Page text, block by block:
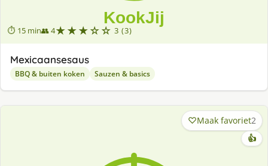
⏱ 15 min👥 4★★★☆☆ 3 (3)
Mexicaansesaus
BBQ & buiten koken Sauzen & basics
Maak favoriet2
👍